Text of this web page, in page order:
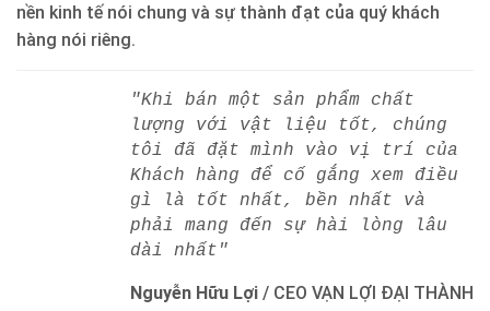
nền kinh tế nói chung và sự thành đạt của quý khách
hàng nói riêng.
"Khi bán một sản phẩm chất
lượng với vật liệu tốt, chúng
tôi đã đặt mình vào vị trí của
Khách hàng để cố gắng xem điều
gì là tốt nhất, bền nhất và
phải mang đến sự hài lòng lâu
dài nhất"
Nguyễn Hữu Lợi / CEO VẠN LỢI ĐẠI THÀNH